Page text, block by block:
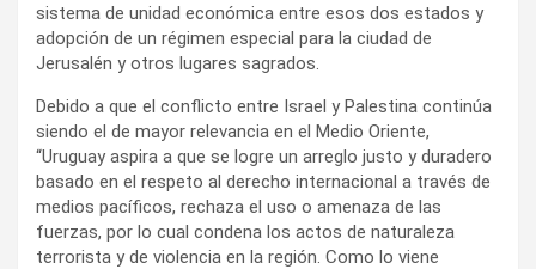
sistema de unidad económica entre esos dos estados y
adopción de un régimen especial para la ciudad de
Jerusalén y otros lugares sagrados.
Debido a que el conflicto entre Israel y Palestina continúa
siendo el de mayor relevancia en el Medio Oriente,
“Uruguay aspira a que se logre un arreglo justo y duradero
basado en el respeto al derecho internacional a través de
medios pacíficos, rechaza el uso o amenaza de las
fuerzas, por lo cual condena los actos de naturaleza
terrorista y de violencia en la región. Como lo viene